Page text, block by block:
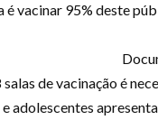
é vacinar 95% deste
de vacinação é
adolescentes